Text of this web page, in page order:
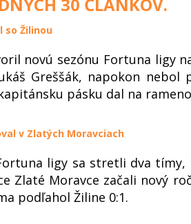
so Žilinou
novú sezónu Fortuna ligy
Greššák, napokon nebol
pásku dal na
v Zlatých Moravciach
ligy sa stretli dva tímy,
Zlaté Moravce začali nový
podľahol Žiline 0:1.